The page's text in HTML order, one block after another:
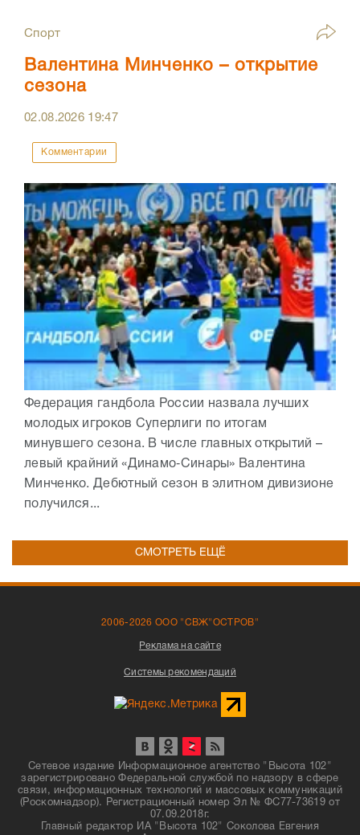
Спорт
Валентина Минченко – открытие
сезона
02.08.2026 19:47
Комментарии
Федерация гандбола России назвала лучших
молодых игроков Суперлиги по итогам
минувшего сезона. В числе главных открытий –
левый крайний «Динамо‑Синары» Валентина
Минченко. Дебютный сезон в элитном дивизионе
получился...
СМОТРЕТЬ ЕЩЁ
2006-2026 ООО "СВЖ"ОСТРОВ"
Реклама на сайте
Системы рекомендаций
Сетевое издание Информационное агентство "Высота 102"
зарегистрировано Федеральной службой по надзору в сфере
связи, информационных технологий и массовых коммуникаций
(Роскомнадзор). Регистрационный номер Эл № ФС77-73619 от
07.09.2018г.
Главный редактор ИА "Высота 102" Соколова Евгения